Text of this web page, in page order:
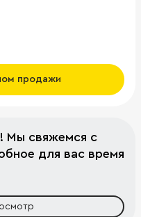
продажи
Мы свяжемся с
для вас время